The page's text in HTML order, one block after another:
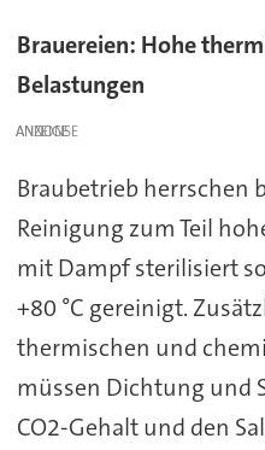
Brauereien: Hohe
Belastungen
ANZEIGE
Braubetrieb herrschen
Reinigung zum Teil
mit Dampf sterilisiert
+80 °C gereinigt.
thermischen und
müssen Dichtung und
CO2-Gehalt und den